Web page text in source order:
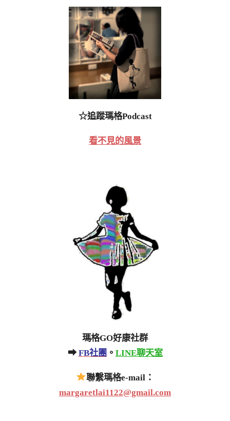
☆追蹤瑪格Podcast
看不見的風景
瑪格GO好康社群
➡FB社團 。 LINE聊天室
聯繫瑪格e-mail：
margaretlai1122@gmail.com